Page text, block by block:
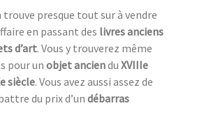
trouve presque tout sur à vendre
en passant des livres anciens
d’art. Vous y trouverez même
pour un objet anciendu XVIIIe
siècle. Vous avez aussi assez de
du prix d’un débarras